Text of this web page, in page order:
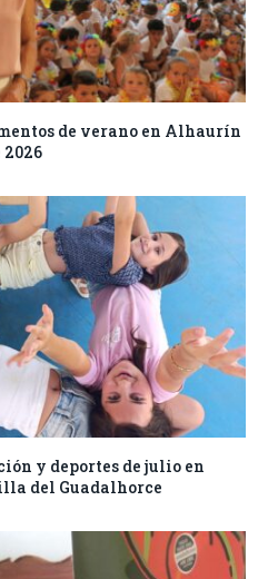
de verano en Alhaurín
y deportes de julio en
del Guadalhorce